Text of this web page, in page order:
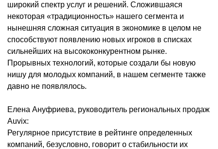
широкий спектр услуг и решений. Сложившаяся
некоторая «традиционность» нашего сегмента и
нынешняя сложная ситуация в экономике в целом не
способствуют появлению новых игроков в списках
сильнейших на высококонкурентном рынке.
Прорывных технологий, которые создали бы новую
нишу для молодых компаний, в нашем сегменте также
давно не появлялось.
Елена Ануфриева, руководитель региональных продаж
Auvix:
Регулярное присутствие в рейтинге определенных
компаний, безусловно, говорит о стабильности их